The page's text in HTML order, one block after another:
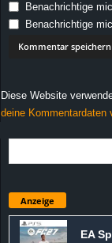
Benachrichtige
Benachrichtige
Diese Website
deine Kommentardaten
Anzeige
EA